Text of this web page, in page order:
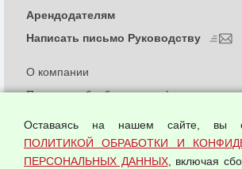
О компании
Политика обработки и
Согласием на обработку персональных
Оферта оптовой купли-продажи
Арендодателям
Написать письмо Руководству
Оставаясь на нашем сайте, вы
ПОЛИТИКОЙ ОБРАБОТКИ И
ПЕРСОНАЛЬНЫХ ДАННЫХ, включая